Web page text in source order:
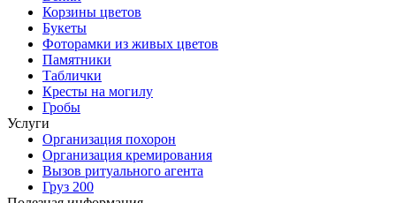
Корзины цветов
Букеты
Фоторамки из живых цветов
Памятники
Таблички
Кресты на могилу
Гробы
Услуги
Организация похорон
Организация кремирования
Вызов ритуального агента
Груз 200